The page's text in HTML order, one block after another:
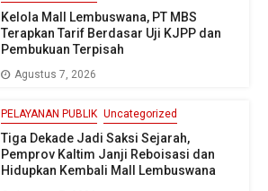
Kelola Mall Lembuswana, PT MBS
Terapkan Tarif Berdasar Uji KJPP dan
Pembukuan Terpisah
Agustus 7, 2026
PELAYANAN PUBLIK Uncategorized
Tiga Dekade Jadi Saksi Sejarah,
Pemprov Kaltim Janji Reboisasi dan
Hidupkan Kembali Mall Lembuswana